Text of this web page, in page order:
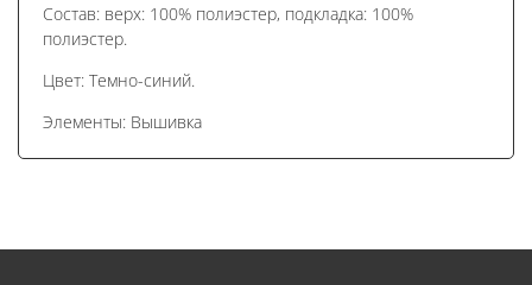
Состав: верх: 100% полиэстер, подкладка: 100%
полиэстер.
Цвет: Темно-синий.
Элементы: Вышивка